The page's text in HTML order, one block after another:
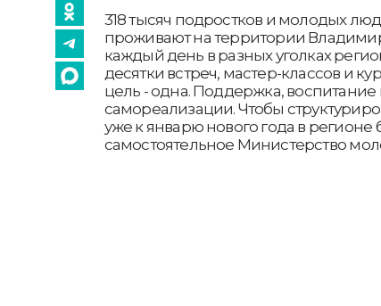
318 тысяч подростков и молодых
проживают на территории
каждый день в разных уголках
десятки встреч, мастер-классов и
цель - одна. Поддержка,
самореализации. Чтобы
уже к январю нового года в регионе
самостоятельное Министерство